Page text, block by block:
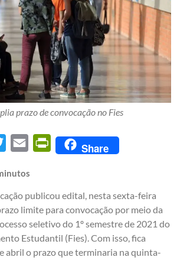
prazo de convocação no Fies
Twitter Email PrintFriendly
Share
publicou edital, nesta sexta-feira
limite para convocação por meio da
seletivo do 1º semestre de 2021 do
Estudantil (Fies). Com isso, fica
abril o prazo que terminaria na quinta-